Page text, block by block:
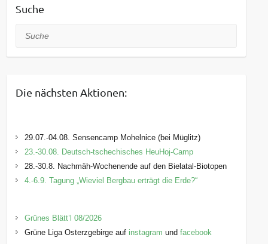
Suche
Suche
Die nächsten Aktionen:
29.07.-04.08. Sensencamp Mohelnice (bei Müglitz)
23.-30.08. Deutsch-tschechisches HeuHoj-Camp
28.-30.8. Nachmäh-Wochenende auf den Bielatal-Biotopen
4.-6.9. Tagung „Wieviel Bergbau erträgt die Erde?“
Grünes Blätt’l 08/2026
Grüne Liga Osterzgebirge auf instagram undfacebook